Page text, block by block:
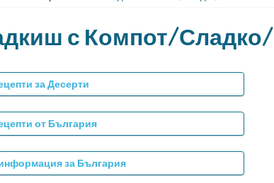
с Компот/Сладко/
за Десерти
от България
за България